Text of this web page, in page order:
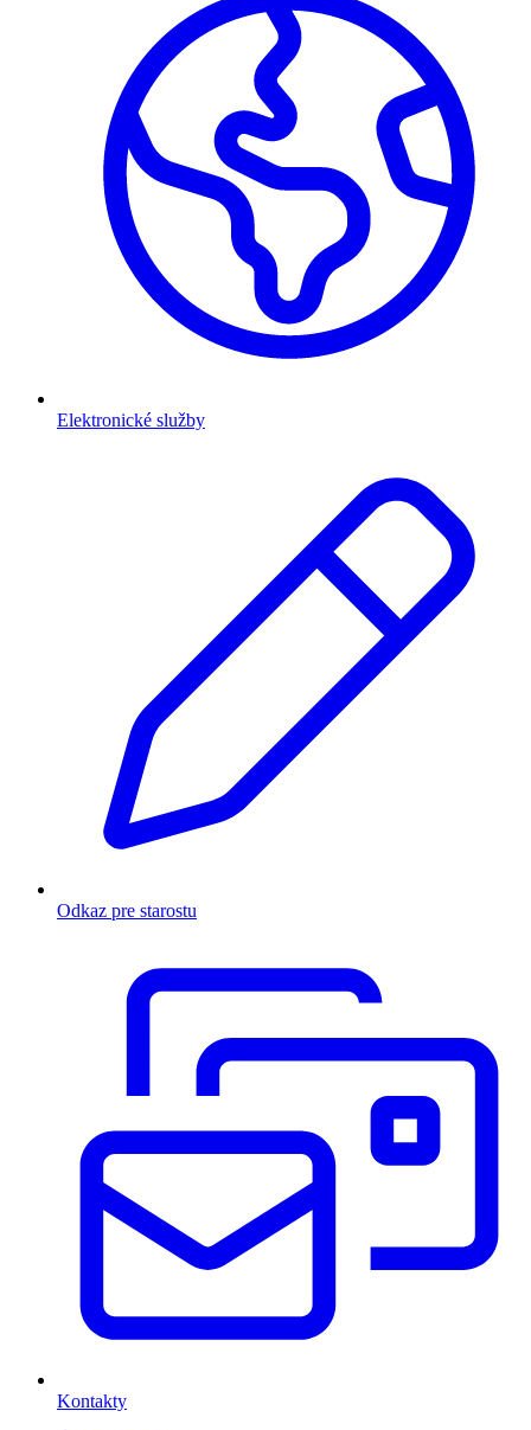
Elektronické služby
Odkaz pre starostu
Kontakty